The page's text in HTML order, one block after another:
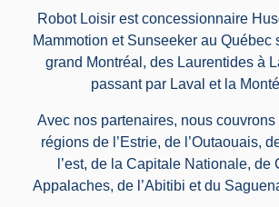
Robot Loisir est concessionnaire
Mammotion et Sunseeker au Québec
grand Montréal, des Laurentides à
passant par Laval et la
Avec nos partenaires, nous
régions de l’Estrie, de l’Outaouais,
l’est, de la Capitale Nationale, de
Appalaches, de l’Abitibi et du